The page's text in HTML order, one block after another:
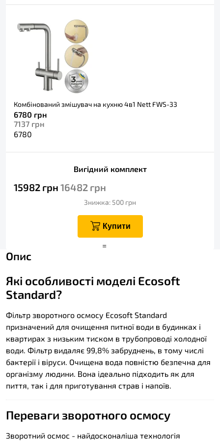
+
Комбінований змішувач на кухню 4в1 Nett FWS-33
6780 грн
7137 грн
6780
=
Вигідний комплект
15982 грн 16482 грн
Знижка: 500 грн
Купити
Опис
Які особливості моделі Ecosoft
Standard?
Фільтр зворотного осмосу Ecosoft Standard
призначений для очищення питної води в будинках і
квартирах з низьким тиском в трубопроводі холодної
води. Фільтр видаляє 99,8% забруднень, в тому числі
бактерії і віруси. Очищена вода повністю безпечна для
організму людини. Вона ідеально підходить як для
пиття, так і для приготування страв і напоїв.
Переваги зворотного осмосу
Зворотний осмос - найдосконаліша технологія